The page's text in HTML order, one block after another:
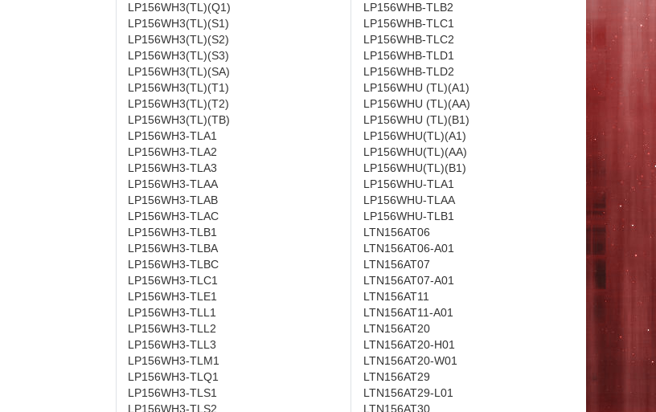
LP156WH3(TL)(Q1)
LP156WH3(TL)(S1)
LP156WH3(TL)(S2)
LP156WH3(TL)(S3)
LP156WH3(TL)(SA)
LP156WH3(TL)(T1)
LP156WH3(TL)(T2)
LP156WH3(TL)(TB)
LP156WH3-TLA1
LP156WH3-TLA2
LP156WH3-TLA3
LP156WH3-TLAA
LP156WH3-TLAB
LP156WH3-TLAC
LP156WH3-TLB1
LP156WH3-TLBA
LP156WH3-TLBC
LP156WH3-TLC1
LP156WH3-TLE1
LP156WH3-TLL1
LP156WH3-TLL2
LP156WH3-TLL3
LP156WH3-TLM1
LP156WH3-TLQ1
LP156WH3-TLS1
LP156WH3-TLS2
LP156WHB-TLB2
LP156WHB-TLC1
LP156WHB-TLC2
LP156WHB-TLD1
LP156WHB-TLD2
LP156WHU (TL)(A1)
LP156WHU (TL)(AA)
LP156WHU (TL)(B1)
LP156WHU(TL)(A1)
LP156WHU(TL)(AA)
LP156WHU(TL)(B1)
LP156WHU-TLA1
LP156WHU-TLAA
LP156WHU-TLB1
LTN156AT06
LTN156AT06-A01
LTN156AT07
LTN156AT07-A01
LTN156AT11
LTN156AT11-A01
LTN156AT20
LTN156AT20-H01
LTN156AT20-W01
LTN156AT29
LTN156AT29-L01
LTN156AT30